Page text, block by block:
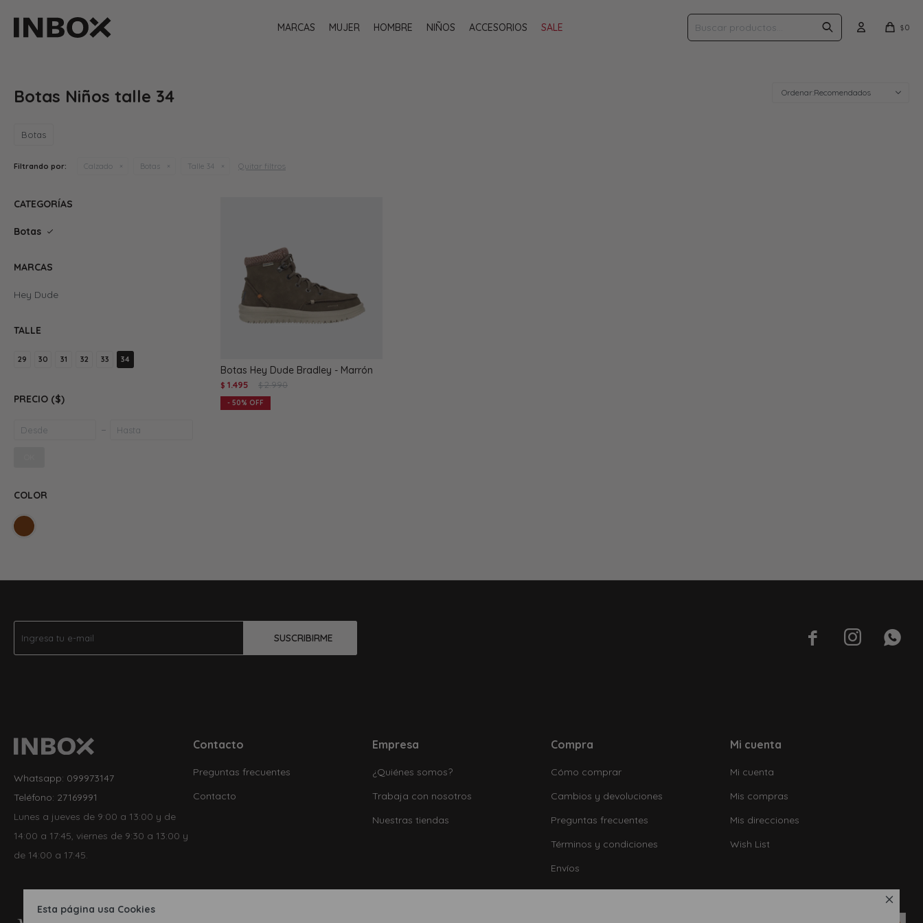

Esta página usa Cookies
MARCAS MUJER HOMBRE NIÑOS ACCESORIOS SALE $0
Botas Niños talle 34 Recomendados
Botas
Filtrando por: Calzado Botas Talle 34 Quitar filtros
Botas Hey Dude Bradley - Marrón
$ 1.495 $ 2.990
50
CATEGORÍAS
Botas
MARCAS
Hey Dude
TALLE
29 30 31 32 33 34
PRECIO ($)
COLOR
SUSCRIBIRME   
Whatsapp: 099973147
Teléfono: 27169991
Lunes a jueves de 9:00 a 13:00 y de
14:00 a 17:45, viernes de 9:30 a 13:00 y
de 14:00 a 17:45.
Contacto
Preguntas frecuentes
Contacto
Empresa
¿Quiénes somos?
Trabaja con nosotros
Nuestras tiendas
Compra
Cómo comprar
Cambios y devoluciones
Preguntas frecuentes
Términos y condiciones
Envíos
Mi cuenta
Mi cuenta
Mis compras
Mis direcciones
Wish List